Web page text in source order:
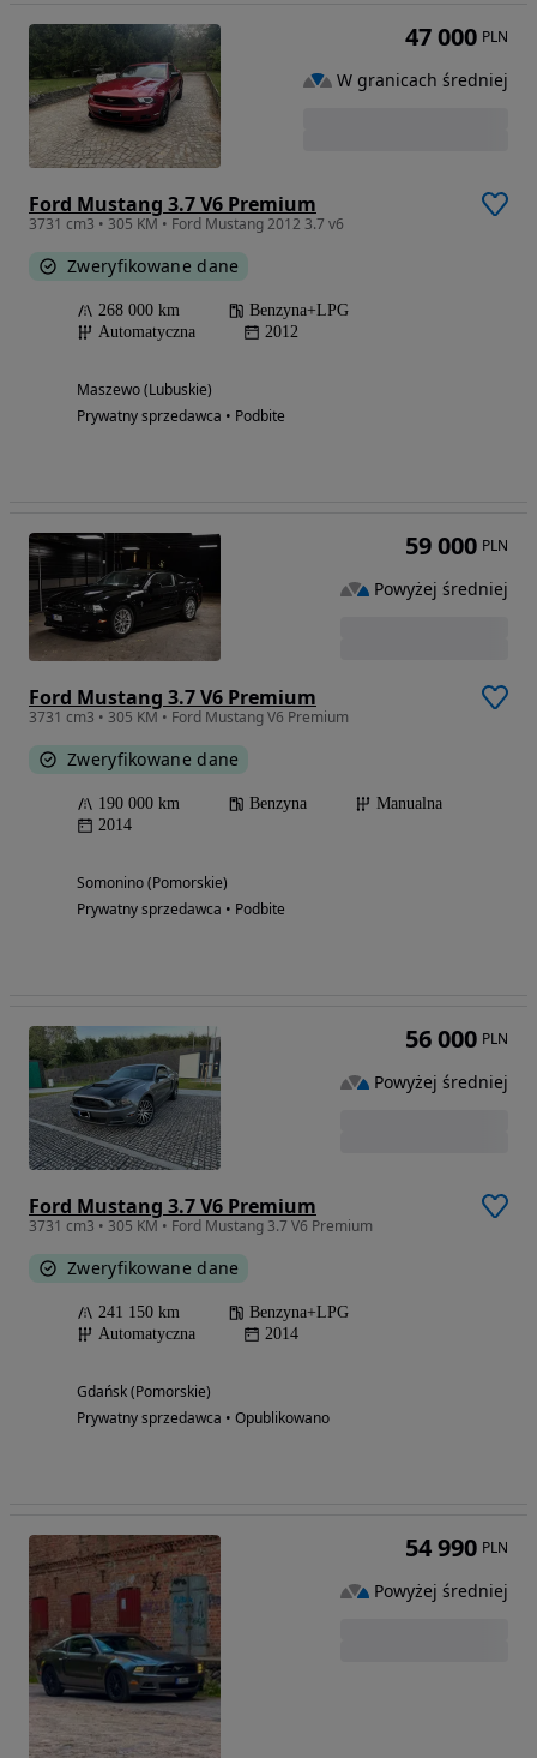
Ford Mustang 3.7 V6 Premium
3731 cm3 • 305 KM • Ford Mustang 2012 3.7 v6
Zweryfikowane dane
268 000 km
Benzyna+LPG
Automatyczna
2012
Maszewo (Lubuskie)
Prywatny sprzedawca • Podbite
47 000 PLN
W granicach średniej
Ford Mustang 3.7 V6 Premium
3731 cm3 • 305 KM • Ford Mustang V6 Premium
Zweryfikowane dane
190 000 km Benzyna
Manualna
2014
Somonino (Pomorskie)
Prywatny sprzedawca • Podbite
59 000 PLN
Powyżej średniej
Ford Mustang 3.7 V6 Premium
3731 cm3 • 305 KM • Ford Mustang 3.7 V6 Premium
Zweryfikowane dane
241 150 km
Benzyna+LPG
Automatyczna
2014
Gdańsk (Pomorskie)
Prywatny sprzedawca • Opublikowano
56 000 PLN
Powyżej średniej
54 990 PLN
Powyżej średniej